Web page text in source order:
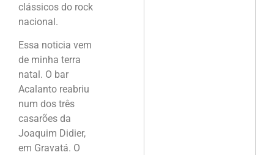
clássicos do rock
nacional.
Essa noticia vem
de minha terra
natal. O bar
Acalanto reabriu
num dos três
casarões da
Joaquim Didier,
em Gravatá. O